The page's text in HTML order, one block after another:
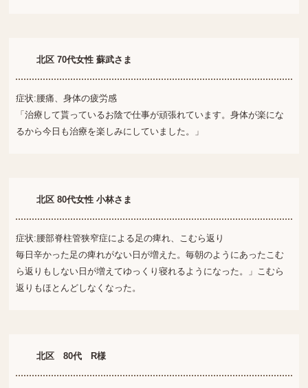
北区 70代女性 蘇武さま
症状:腰痛、身体の疲労感
「治療して貰っているお陰で仕事が頑張れています。身体が楽にな
るから今日も治療を楽しみにしていました。」
北区 80代女性 小林さま
症状:腰部脊柱管狭窄症による足の痺れ、こむら返り
毎日辛かった足の痺れがない日が増えた。毎朝のようにあったこむ
ら返りもしない日が増えてゆっくり寝れるようになった。」こむら
返りもほとんどしなくなった。
北区 80代 R様